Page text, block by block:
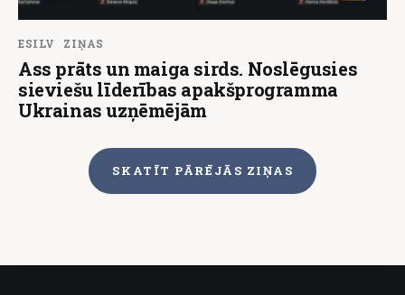
ESILV ZIŅAS
Ass prāts un maiga sirds. Noslēgusies
sieviešu līderības apakšprogramma
Ukrainas uzņēmējām
SKATĪT PĀRĒJĀS ZIŅAS